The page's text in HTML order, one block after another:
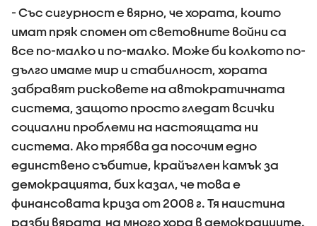
- Със сигурност е вярно, че хората, които
имат пряк спомен от световните войни са
все по-малко и по-малко. Може би колкото по-
дълго имаме мир и стабилност, хората
забравят рисковете на автократичната
система, защото просто гледат всички
социални проблеми на настоящата ни
система. Ако трябва да посочим едно
единствено събитие, крайъглен камък за
демокрацията, бих казал, че това е
финансовата криза от 2008 г. Тя наистина
разби вярата на много хора в демокрациите.